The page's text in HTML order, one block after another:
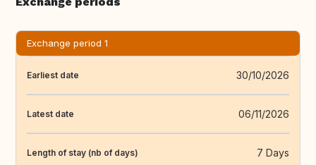
Exchange period 1
Earliest date 30/10/2026
Latest date 06/11/2026
Length of stay (nb of days) 7 Days